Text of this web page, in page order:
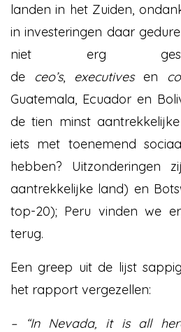
landen in het Zuiden,
in investeringen daar
niet erg
de ceo’s, executivesen
Guatemala, Ecuador en
de tien minst
iets met toenemend
hebben? Uitzonderingen
aantrekkelijke land) en
top-20); Peru vinden we
terug.
Een greep uit de lijst
het rapport vergezellen:
– “In Nevada, it is all